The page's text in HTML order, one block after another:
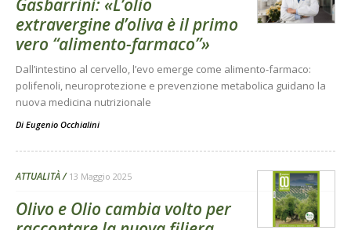
Gasbarrini: «L’olio
extravergine d’oliva è il primo
vero “alimento-farmaco”»
Dall’intestino al cervello, l’evo emerge come alimento-farmaco:
polifenoli, neuroprotezione e prevenzione metabolica guidano la
nuova medicina nutrizionale
Di Eugenio Occhialini
ATTUALITÀ 13 Maggio 2025
Olivo e Olio cambia volto per